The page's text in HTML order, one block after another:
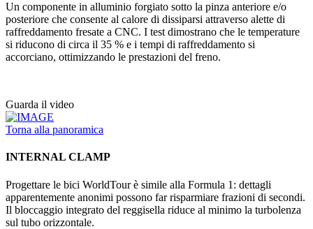
Un componente in alluminio forgiato sotto la pinza anteriore e/o
posteriore che consente al calore di dissiparsi attraverso alette di
raffreddamento fresate a CNC. I test dimostrano che le temperature
si riducono di circa il 35 % e i tempi di raffreddamento si
accorciano, ottimizzando le prestazioni del freno.
Guarda il video
Torna alla panoramica
INTERNAL CLAMP
Progettare le bici WorldTour è simile alla Formula 1: dettagli
apparentemente anonimi possono far risparmiare frazioni di secondi.
Il bloccaggio integrato del reggisella riduce al minimo la turbolenza
sul tubo orizzontale.